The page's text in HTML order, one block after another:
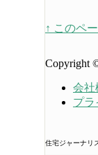
↑ このペ
Copyright
会社
プラ
住宅ジャーナリ